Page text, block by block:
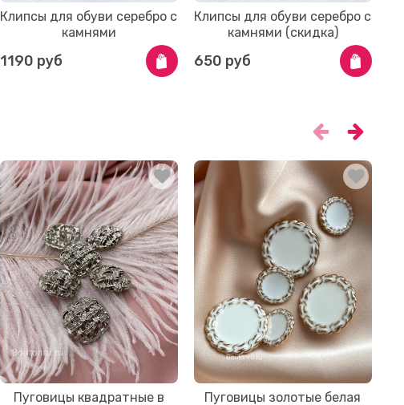
Клипсы для обуви серебро с
камнями
1190 руб
Клипсы для обуви серебро с
камнями (скидка)
650 руб
Пуговицы квадратные в Пуговицы золотые белая